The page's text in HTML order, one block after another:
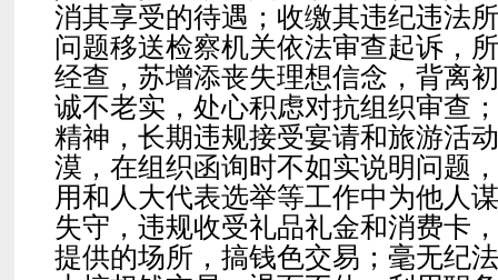
消其享受的待遇；收缴其违纪违法
问题移送检察机关依法审查起诉，
经查，苏增添丧失理想信念，背离
诚不老实，处心积虑对抗组织审查
精神，长期违规接受宴请和旅游活
漠，在组织函询时不如实说明问题
用和人大代表选举等工作中为他人
失守，违规收受礼品礼金和消费卡
提供的场所，搞钱色交易；毫无纪